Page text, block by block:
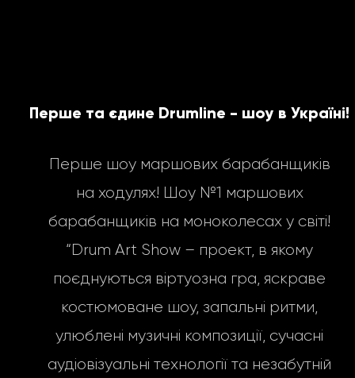
Перше та єдине Drumline - шоу в Україні!
Перше шоу маршових барабанщиків
на ходулях! Шоу №1 маршових
барабанщиків на моноколесах у світі!
“Drum Art Show – проект, в якому
поєднуються віртуозна гра, яскраве
костюмоване шоу, запальні ритми,
улюблені музичні композиції, сучасні
аудіовізуальні технології та незабутній